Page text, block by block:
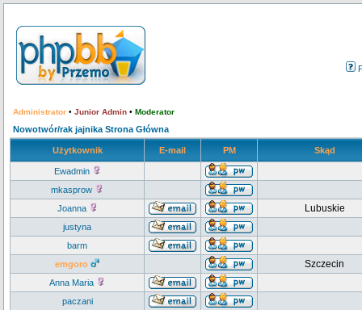
Administrator • Junior Admin • Moderator
Nowotwór/rak jajnika Strona Główna
Użytkownik E-mail PM Skąd
Ewadmin
mkasprow
Joanna
Lubuskie
justyna
barm
emgoro
Szczecin
Anna Maria
paczani